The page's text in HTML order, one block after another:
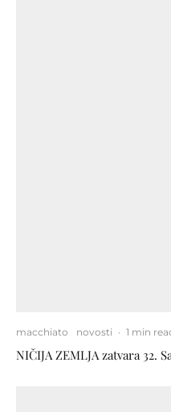
macchiato novosti · 1 min
NIČIJA ZEMLJA zatvara 32.